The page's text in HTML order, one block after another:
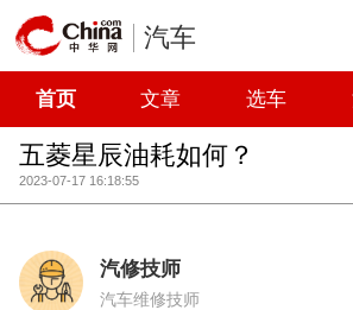
汽车
首页 文章 选车
五菱星辰油耗如何？
2023-07-17 16:18:55
汽修技师
汽车维修技师